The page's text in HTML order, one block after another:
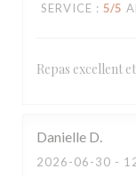
SERVICE : 5/5
Repas excellent
Danielle D
2026-06-30 -